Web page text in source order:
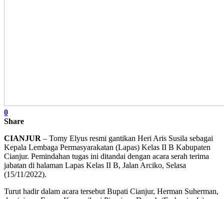
0
Share
CIANJUR – Tomy Elyus resmi gantikan Heri Aris Susila sebagai
Kepala Lembaga Permasyarakatan (Lapas) Kelas II B Kabupaten
Cianjur. Pemindahan tugas ini ditandai dengan acara serah terima
jabatan di halaman Lapas Kelas II B, Jalan Arciko, Selasa
(15/11/2022).
Turut hadir dalam acara tersebut Bupati Cianjur, Herman Suherman,